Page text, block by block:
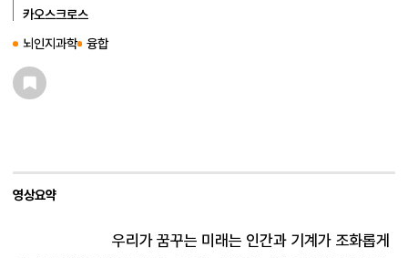
카오스크로스
뇌인지과학
융합
영상요약
우리가 꿈꾸는 미래는 인간과 기계가 조화롭게